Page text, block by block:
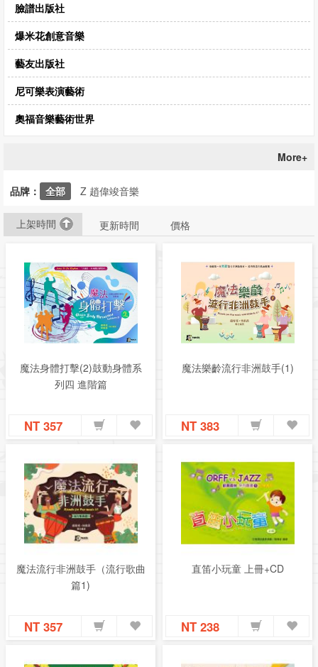
臉譜出版社
爆米花創意音樂
藝友出版社
尼可樂表演藝術
奧福音樂藝術世界
More+
品牌： 全部 Z 趙偉竣音樂
上架時間 更新時間 價格
魔法身體打擊(2)鼓動身體系
列四 進階篇
NT 357
魔法樂齡流行非洲鼓手(1)
NT 383
魔法流行非洲鼓手（流行歌曲
篇1)
NT 357
直笛小玩童 上冊+CD
NT 238